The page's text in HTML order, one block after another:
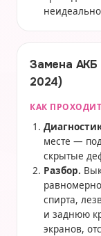
Замена АКБ
2024)
КАК
месте —
скрытые
Разбор.
спирта,
и заднюю
экранов,